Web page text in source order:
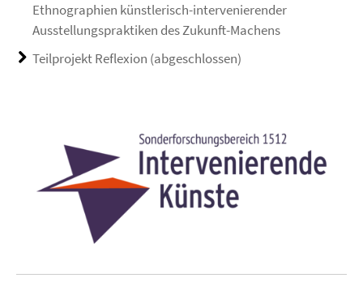
Ethnographien künstlerisch-intervenierender
Ausstellungspraktiken des Zukunft-Machens
Teilprojekt Reflexion (abgeschlossen)